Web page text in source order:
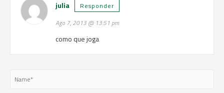
julia Responder
Ago 7, 2013 @ 13:51 pm
como que joga